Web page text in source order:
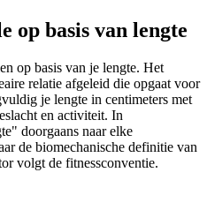
op basis van lengte
op basis van je lengte. Het
relatie afgeleid die opgaat voor
je lengte in centimeters met
en activiteit. In
doorgaans naar elke
de biomechanische definitie van
volgt de fitnessconventie.